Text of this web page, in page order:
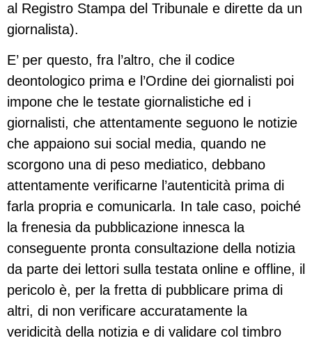
al Registro Stampa del Tribunale e dirette da un
giornalista).
E’ per questo, fra l’altro, che il codice
deontologico prima e l’Ordine dei giornalisti poi
impone che le testate giornalistiche ed i
giornalisti, che attentamente seguono le notizie
che appaiono sui social media, quando ne
scorgono una di peso mediatico, debbano
attentamente verificarne l’autenticità prima di
farla propria e comunicarla. In tale caso, poiché
la frenesia da pubblicazione innesca la
conseguente pronta consultazione della notizia
da parte dei lettori sulla testata online e offline, il
pericolo è, per la fretta di pubblicare prima di
altri, di non verificare accuratamente la
veridicità della notizia e di validare col timbro